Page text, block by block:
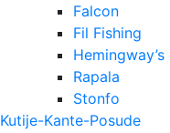
Falcon
Fil Fishing
Hemingway’s
Rapala
Stonfo
Kutije-Kante-Posude